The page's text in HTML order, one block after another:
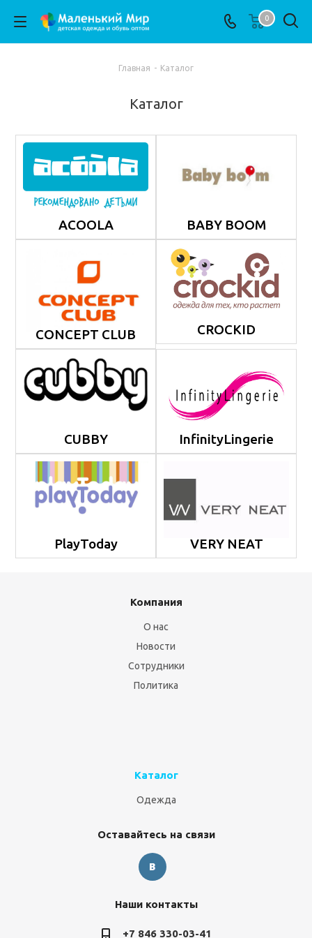
0
Главная - Каталог
Каталог
ACOOLA BABY BOOM
CONCEPT CLUB CROCKID
CUBBY InfinityLingerie
PlayToday VERY NEAT
Компания
О нас
Новости
Сотрудники
Политика
Каталог
Одежда
Оставайтесь на связи
Наши контакты
+7 846 330-03-41